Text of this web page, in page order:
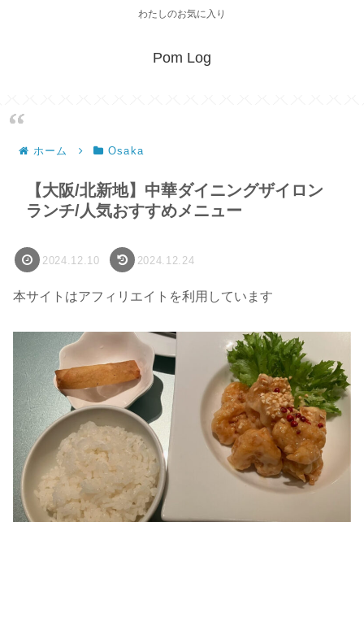
わたしのお気に入り
Pom Log
ホーム Osaka
【大阪/北新地】中華ダイニングザイロン
ランチ/人気おすすめメニュー
2024.12.10 2024.12.24
本サイトはアフィリエイトを利用しています